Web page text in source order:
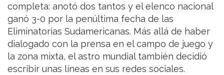
completa: anotó dos tantos y el elenco nacional
ganó 3-0 por la penúltima fecha de las
Eliminatorias Sudamericanas. Más allá de haber
dialogado con la prensa en el campo de juego y
la zona mixta, el astro mundial también decidió
escribir unas líneas en sus redes sociales.